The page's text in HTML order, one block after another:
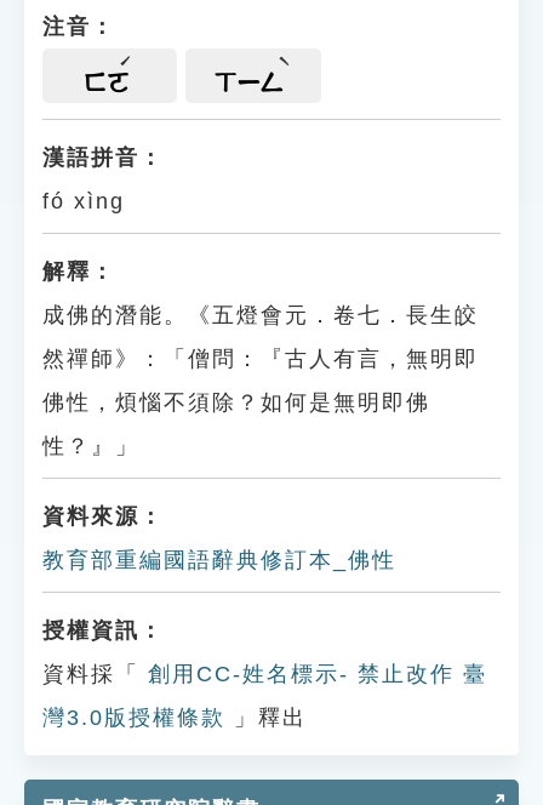
貓頭鷹博士
注音：
ㄈㄛ ㄒㄧㄥ
漢語拼音：
fó xìng
解釋：
成佛的潛能。《五燈會元．卷七．長生皎
然禪師》：「僧問：『古人有言，無明即
佛性，煩惱不須除？如何是無明即佛
性？』」
資料來源：
教育部重編國語辭典修訂本_佛性
授權資訊：
資料採「
創用CC-姓名標示- 禁止改作 臺
灣3.0版授權條款
」釋出